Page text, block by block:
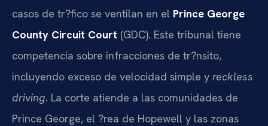
casos de tr?fico se ventilan en el Prince George
County Circuit Court (GDC). Este tribunal tiene
competencia sobre infracciones de tr?nsito,
incluyendo exceso de velocidad simple y reckless
driving. La corte atiende a las comunidades de
Prince George, el ?rea de Hopewell y las zonas